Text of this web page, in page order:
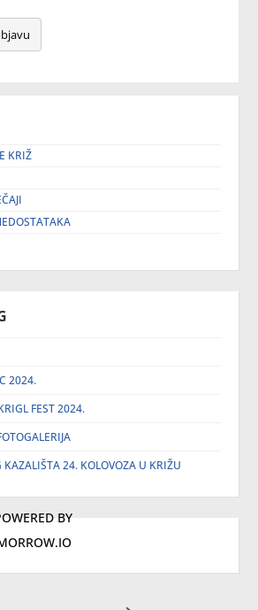
KRIŽ
2024.
FEST 2024.
KAZALIŠTA 24. KOLOVOZA U KRIŽU